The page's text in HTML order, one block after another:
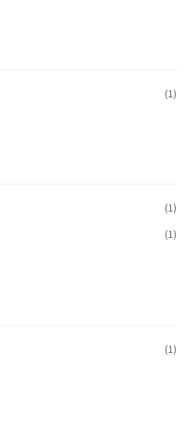
(1)
(1)
(1)
(1)